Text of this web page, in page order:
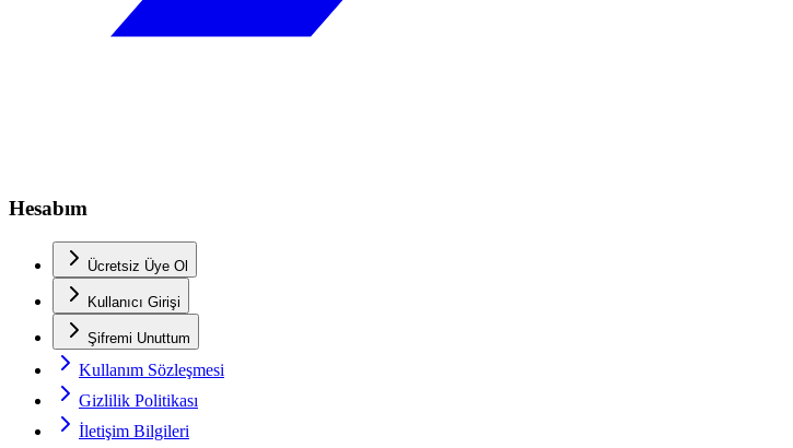
Hesabım
Ücretsiz Üye Ol
Kullanıcı Girişi
Şifremi Unuttum
Kullanım Sözleşmesi
Gizlilik Politikası
İletişim Bilgileri